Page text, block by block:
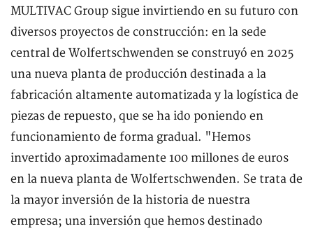
MULTIVAC Group sigue invirtiendo en su futuro con
diversos proyectos de construcción: en la sede
central de Wolfertschwenden se construyó en 2025
una nueva planta de producción destinada a la
fabricación altamente automatizada y la logística de
piezas de repuesto, que se ha ido poniendo en
funcionamiento de forma gradual. "Hemos
invertido aproximadamente 100 millones de euros
en la nueva planta de Wolfertschwenden. Se trata de
la mayor inversión de la historia de nuestra
empresa; una inversión que hemos destinado